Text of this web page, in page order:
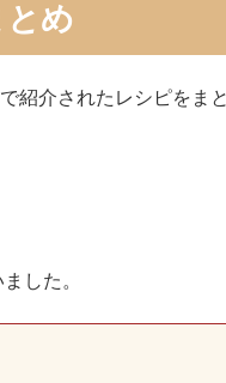
とめ
紹介されたレシピをまと
した。